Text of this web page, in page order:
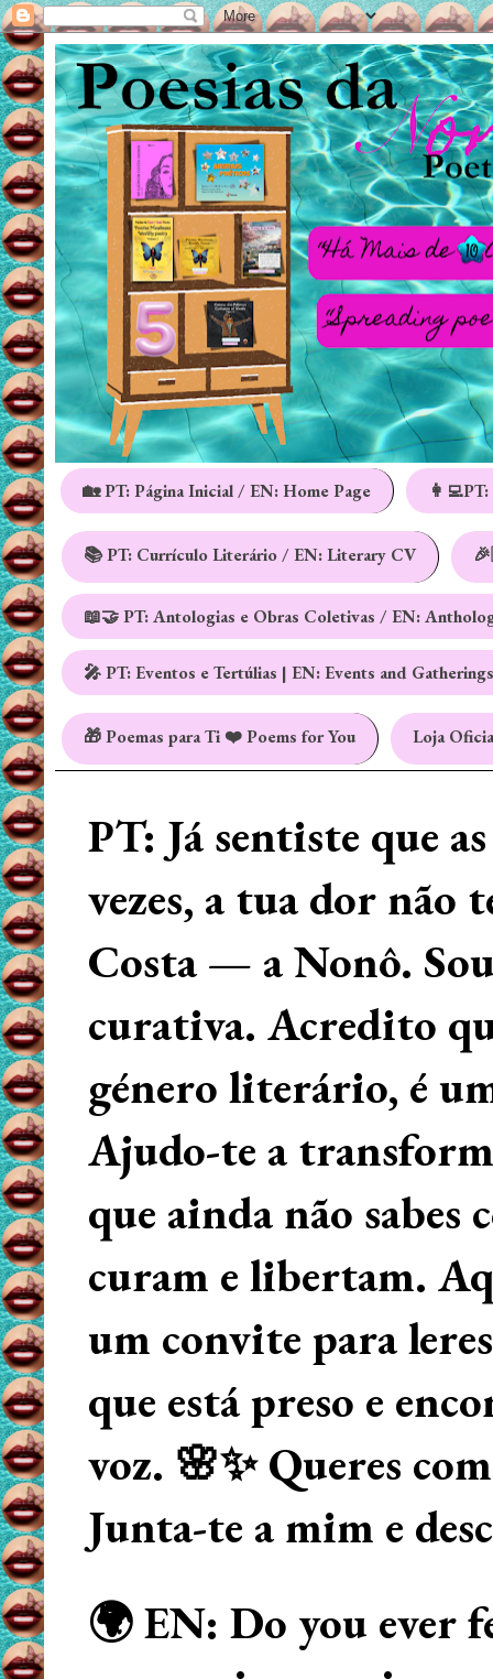
🏡 PT: Página Inicial / EN: Home Page
📚 PT: Currículo Literário / EN: Literary CV
📖🤝 PT: Antologias e Obras Coletivas / EN:
🎤 PT: Eventos e Tertúlias | EN: Events and Gatherings
🎁 Poemas para Ti ❤️ Poems for You Loja
PT: Já sentiste que
vezes, a tua dor não
Costa — a Nonô.
curativa. Acredito
género literário, é
Ajudo-te a
que ainda não
curam e libertam.
um convite para
que está preso e
voz. 🌸✨ Queres
Junta-te a mim e
🌍 EN: Do you ever